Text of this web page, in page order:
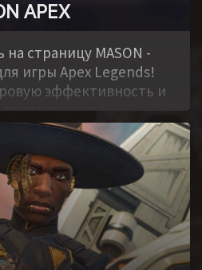
APEX
страницу MASON -
игры Apex Legends!
эффективность и
с
чита.